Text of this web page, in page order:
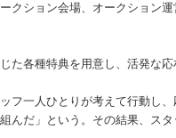
ション会場、オークション
各種特典を用意し、活発な応
一人ひとりが考えて行動し
だ」という。その結果、ス